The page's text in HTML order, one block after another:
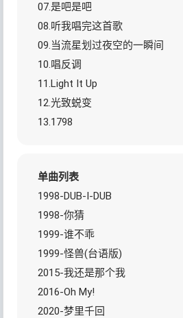
07.是吧是吧
08.听我唱完这首歌
09.当流星划过夜空的一瞬间
10.唱反调
11.Light It Up
12.光致蜕变
13.1798
单曲列表
1998-DUB-I-DUB
1998-你猜
1999-谁不乖
1999-怪兽(台语版)
2015-我还是那个我
2016-Oh My!
2020-梦里千回